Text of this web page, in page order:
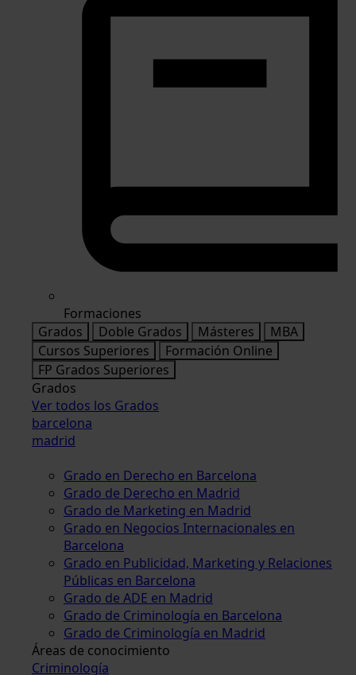
Formaciones
Grados
Doble Grados Másteres
MBA
Cursos Superiores
Formación Online
FP Grados Superiores
Grados
Ver todos los Grados
barcelona
madrid
Grado en Derecho en Barcelona
Grado de Derecho en Madrid
Grado de Marketing en Madrid
Grado en Negocios Internacionales en
Barcelona
Grado en Publicidad, Marketing y Relaciones
Públicas en Barcelona
Grado de ADE en Madrid
Grado de Criminología en Barcelona
Grado de Criminología en Madrid
Áreas de conocimiento
Criminología